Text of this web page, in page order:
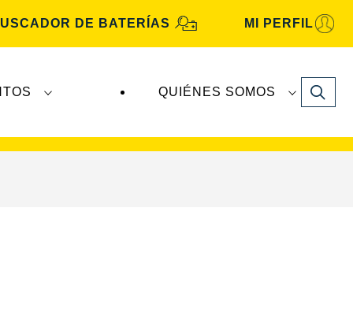
DE BATERÍAS MI PERFIL
QUIÉNES SOMOS Search